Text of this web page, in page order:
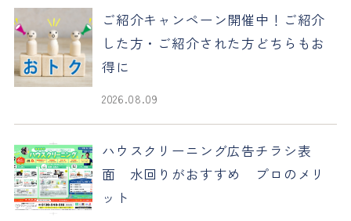
ご紹介キャンペーン開催中！ご紹介
した方・ご紹介された方どちらもお
得に
2026.08.09
ハウスクリーニング広告チラシ表
面 水回りがおすすめ プロのメリ
ット